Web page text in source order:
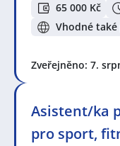
65 000 Kč
Vhodné
Zveřejněno: 7.
Asistent/ka
pro sport,